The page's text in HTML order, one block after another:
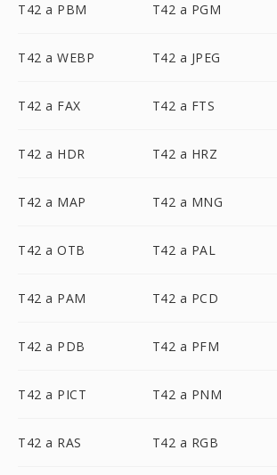
T42 a PBM T42 a PGM
T42 a WEBP T42 a JPEG
T42 a FAX T42 a FTS
T42 a HDR T42 a HRZ
T42 a MAP T42 a MNG
T42 a OTB T42 a PAL
T42 a PAM T42 a PCD
T42 a PDB T42 a PFM
T42 a PICT T42 a PNM
T42 a RAS T42 a RGB